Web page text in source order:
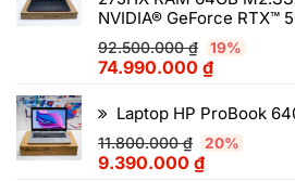
NVIDIA® GeForce RTX™
92.500.000₫ 19%
74.990.000 ₫
Laptop HP ProBook
11.800.000₫ 20%
9.390.000 ₫